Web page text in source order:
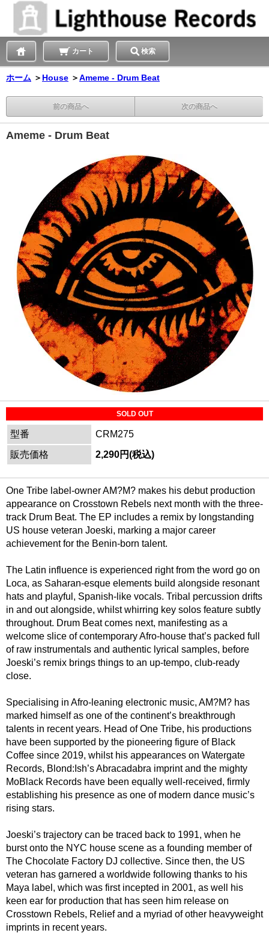
カート 検索
ホーム ＞ House ＞Ameme - Drum Beat
前の商品へ 次の商品へ
Ameme - Drum Beat
SOLD OUT
型番
CRM275
販売価格
2,290円(税込)
One Tribe label-owner AM?M? makes his debut production
appearance on Crosstown Rebels next month with the three-
track Drum Beat. The EP includes a remix by longstanding
US house veteran Joeski, marking a major career
achievement for the Benin-born talent.
The Latin influence is experienced right from the word go on
Loca, as Saharan-esque elements build alongside resonant
hats and playful, Spanish-like vocals. Tribal percussion drifts
in and out alongside, whilst whirring key solos feature subtly
throughout. Drum Beat comes next, manifesting as a
welcome slice of contemporary Afro-house that’s packed full
of raw instrumentals and authentic lyrical samples, before
Joeski’s remix brings things to an up-tempo, club-ready
close.
Specialising in Afro-leaning electronic music, AM?M? has
marked himself as one of the continent’s breakthrough
talents in recent years. Head of One Tribe, his productions
have been supported by the pioneering figure of Black
Coffee since 2019, whilst his appearances on Watergate
Records, Blond:Ish’s Abracadabra imprint and the mighty
MoBlack Records have been equally well-received, firmly
establishing his presence as one of modern dance music’s
rising stars.
Joeski’s trajectory can be traced back to 1991, when he
burst onto the NYC house scene as a founding member of
The Chocolate Factory DJ collective. Since then, the US
veteran has garnered a worldwide following thanks to his
Maya label, which was first incepted in 2001, as well his
keen ear for production that has seen him release on
Crosstown Rebels, Relief and a myriad of other heavyweight
imprints in recent years.